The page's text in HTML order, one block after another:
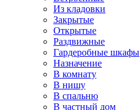
Из кладовки
Закрытые
Открытые
Раздвижные
Гардеробные шкафы
Назначение
В комнату
В нишу
В спальню
В частный дом